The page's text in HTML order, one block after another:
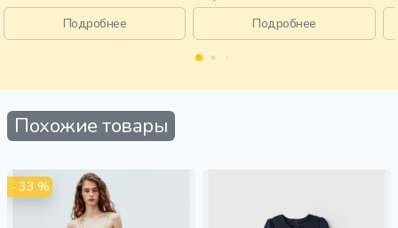
старшеклассники, дети
Подробнее
девочки, старшеклассники,
Подробнее
Похожие товары
- 33 %